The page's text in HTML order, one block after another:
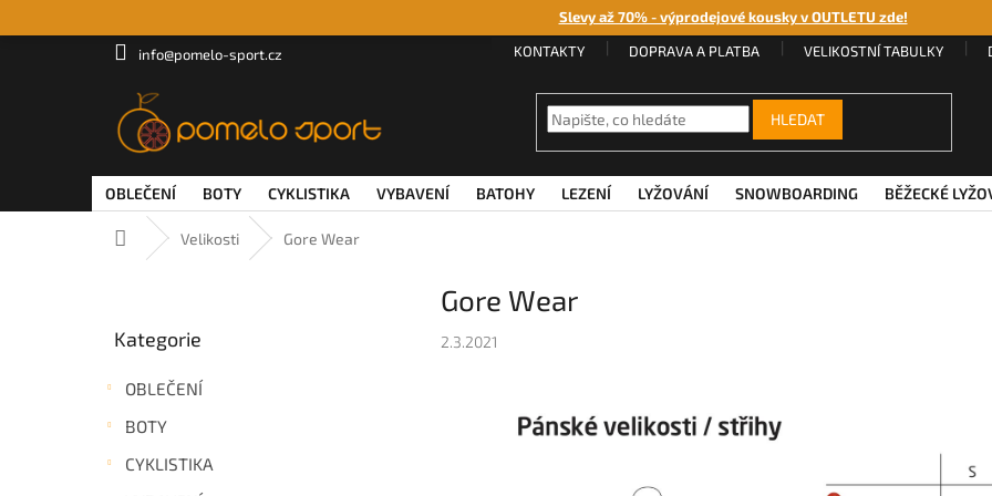
Slevy až 70% - výprodejové kousky v OUTLETU zde!
info@pomelo-sport.cz KONTAKTY DOPRAVA A PLATBA VELIKOSTNÍ TABULKY
HLEDAT
OBLEČENÍ BOTY CYKLISTIKA VYBAVENÍ BATOHY LEZENÍ LYŽOVÁNÍ SNOWBOARDING BĚŽECKÉ
Domů Velikosti Gore Wear
kategorie
Kategorie
OBLEČENÍ
BOTY
CYKLISTIKA
Gore Wear
2.3.2021